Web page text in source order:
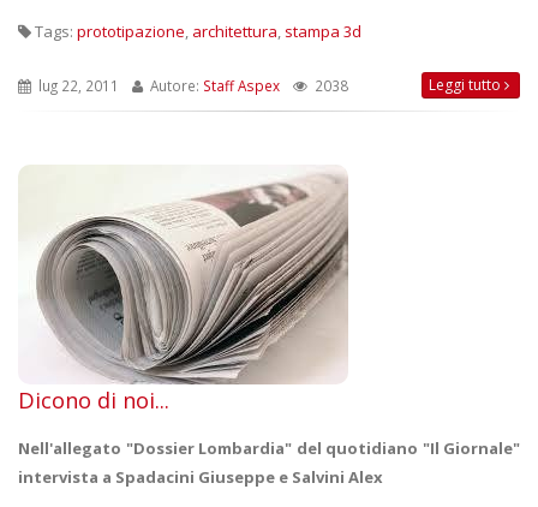
Tags: prototipazione, architettura, stampa 3d
lug 22, 2011 Autore: Staff Aspex 2038 Leggi tutto
Dicono di noi...
Nell'allegato "Dossier Lombardia" del quotidiano "Il Giornale"
intervista a Spadacini Giuseppe e Salvini Alex